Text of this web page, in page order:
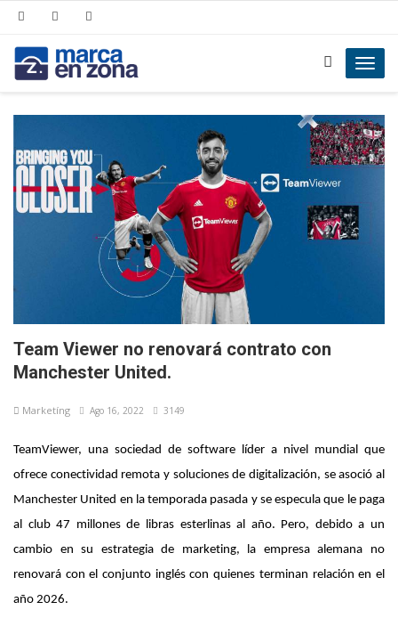
Team Viewer no renovará contrato con
Manchester United.
Marketíng Ago 16, 2022 3149
TeamViewer, una sociedad de software líder a nivel mundial que
ofrece conectividad remota y soluciones de digitalización, se asoció al
Manchester United en la temporada pasada y se especula que le paga
al club 47 millones de libras esterlinas al año. Pero, debido a un
cambio en su estrategia de marketing, la empresa alemana no
renovará con el conjunto inglés con quienes terminan relación en el
año 2026.